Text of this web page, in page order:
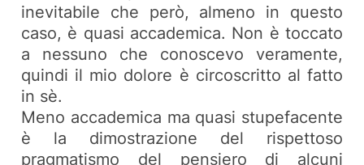
inevitabile che però, almeno in questo
caso, è quasi accademica. Non è toccato
a nessuno che conoscevo veramente,
quindi il mio dolore è circoscritto al fatto
in sè.
Meno accademica ma quasi stupefacente
è la dimostrazione del rispettoso
pragmatismo del pensiero di alcuni